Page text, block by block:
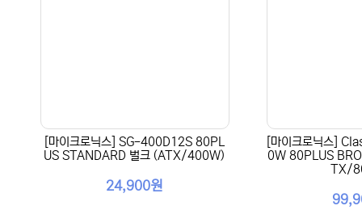
[마이크로닉스] SG-400D12S 80PL
US STANDARD 벌크 (ATX/400W)
24,900원
[마이크로닉스]
0W 80PLUS
TX/